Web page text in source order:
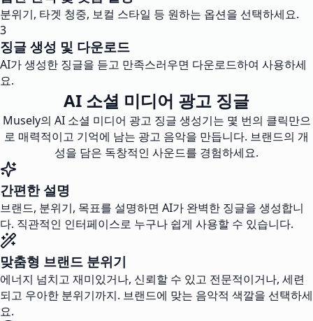
분위기, 타겟 청중, 보컬 스타일 등 원하는 옵션을 선택하세요.
3
징글 생성 및 다운로드
AI가 생성한 징글을 듣고 만족스러우면 다운로드하여 사용하세
요.
AI 소셜 미디어 광고 징글
Musely의 AI 소셜 미디어 광고 징글 생성기는 몇 번의 클릭만으
로 매력적이고 기억에 남는 광고 음악을 만듭니다. 브랜드의 개
성을 담은 독창적인 사운드를 경험하세요.
간편한 설명
브랜드, 분위기, 목표를 설명하면 AI가 완벽한 징글을 생성합니
다. 직관적인 인터페이스로 누구나 쉽게 사용할 수 있습니다.
맞춤형 브랜드 분위기
에너지 넘치고 재미있거나, 신뢰할 수 있고 전문적이거나, 세련
되고 우아한 분위기까지. 브랜드에 맞는 음악적 색깔을 선택하세
요.